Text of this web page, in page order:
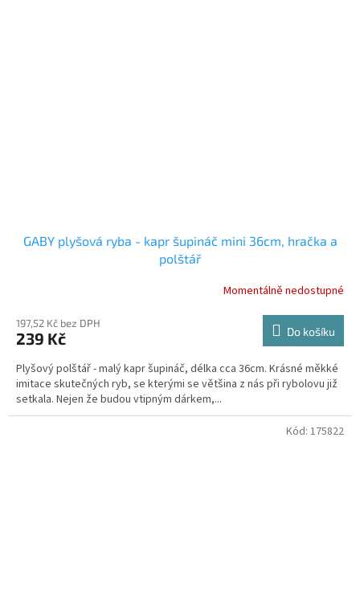
GABY plyšová ryba - kapr šupináč mini 36cm, hračka a
polštář
produktu
je
z
5
hvězdiček.
Momentálně nedostupné
197,52 Kč bez DPH
239 Kč Do košíku
Plyšový polštář - malý kapr šupináč, délka cca 36cm. Krásné měkké
imitace skutečných ryb, se kterými se většina z nás při rybolovu již
setkala. Nejen že budou vtipným dárkem,...
Kód: 175822